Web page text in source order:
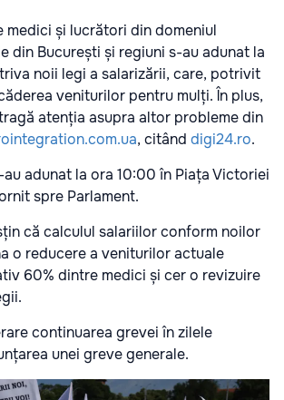
medici și lucrători din domeniul
din București și regiuni s-au adunat la
noii legi a salarizării, care, potrivit
veniturilor pentru mulți. În plus,
atenția asupra altor probleme din
, citând digi24.ro.
adunat la ora 10:00 în Piața Victoriei
spre Parlament.
că calculul salariilor conform noilor
o reducere a veniturilor actuale
60% dintre medici și cer o revizuire
continuarea grevei în zilele
unei greve generale.